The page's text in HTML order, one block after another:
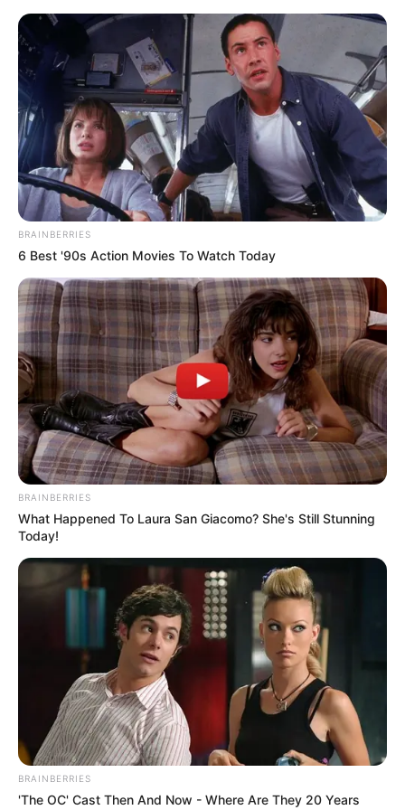
укр рус
Главная/ Общество
Харьковские профсоюзы проведут
предупредительный митинг против
повышения цены на газ
20.07.2010, 11:26
Исполком Объединения профсоюзов Харьковской
области 19 июля принял решение о проведении
пл.Конституции в Харькове.Как сообщили "SQ" в
объединении, митинг проводится "в связи с
нарушением норм законодательства Украины и
принципов социального диалога со стороны органов
власти при принятии решения о повышении с 1 августа
цен на природный газ для населения, а также
отсутствия эффективных мер социальной защиты
населения". Митинг запланирован на 22 июля, с 16.00
до 16.45. В акции заявлено участие 2,5 тыс. человек.
Справка "SQ". Национальная комиссия по
регулированию электроэнергетики Украины с 1 августа
2010 г. повысила на 50% отпускные цены на природный
газ для населения, дифференцированные по годовому
объему потребления и наличию или отсутствию у
абонента счетчика. Как заявил 15 июля министр по
Хиврич, после повышения тарифов на газ цена на тепло
и горячую воду поднимется на 20-25%.
Сергей Тарасенко
Поделиться: